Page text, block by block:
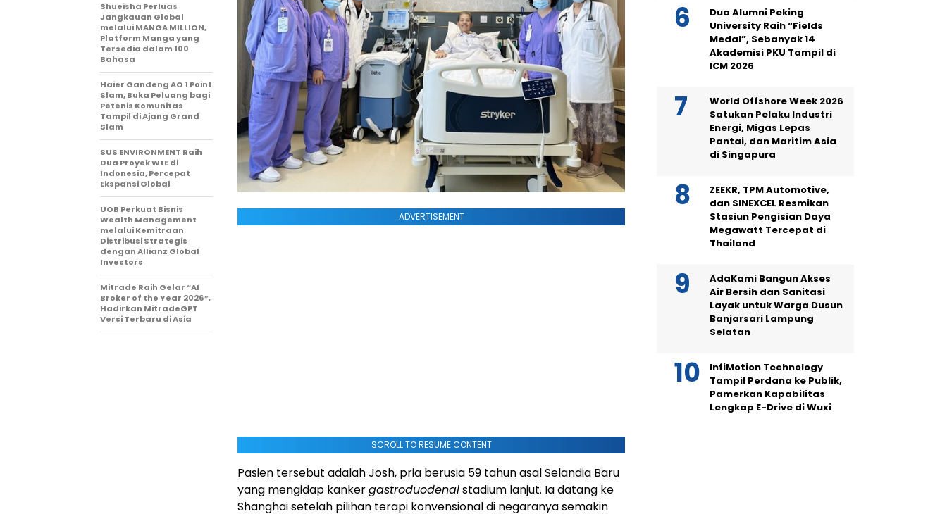
ADVERTISEMENT
SCROLL TO RESUME CONTENT
Pasien tersebut adalah Josh, pria berusia 59 tahun asal Selandia Baru
yang mengidap kankergastroduodenalstadium lanjut. Ia datang ke
Shanghai setelah pilihan terapi konvensional di negaranya semakin
Shueisha Perluas
Jangkauan Global
melalui MANGA MILLION,
Platform Manga yang
Tersedia dalam 100
Bahasa
Haier Gandeng AO 1 Point
Slam, Buka Peluang bagi
Petenis Komunitas
Tampil di Ajang Grand
Slam
SUS ENVIRONMENT Raih
Dua Proyek WtE di
Indonesia, Percepat
Ekspansi Global
UOB Perkuat Bisnis
Wealth Management
melalui Kemitraan
Distribusi Strategis
dengan Allianz Global
Investors
Mitrade Raih Gelar “AI
Broker of the Year 2026”,
Hadirkan MitradeGPT
Versi Terbaru di Asia
Dua Alumni Peking
University Raih “Fields
Medal”, Sebanyak 14
Akademisi PKU Tampil di
ICM 2026
World Offshore Week 2026
Satukan Pelaku Industri
Energi, Migas Lepas
Pantai, dan Maritim Asia
di Singapura
ZEEKR, TPM Automotive,
dan SINEXCEL Resmikan
Stasiun Pengisian Daya
Megawatt Tercepat di
Thailand
AdaKami Bangun Akses
Air Bersih dan Sanitasi
Layak untuk Warga Dusun
Banjarsari Lampung
Selatan
InfiMotion Technology
Tampil Perdana ke Publik,
Pamerkan Kapabilitas
Lengkap E-Drive di Wuxi